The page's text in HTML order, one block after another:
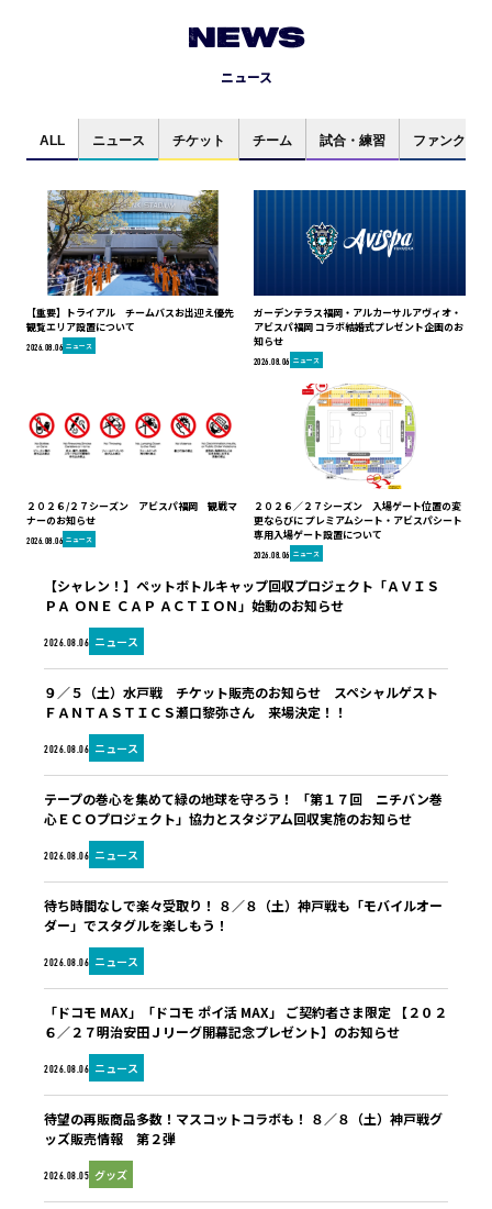
NEWS
ニュース
ALL ニュース チケット チーム 試合・練習 ファンクラブ
【重要】トライアル チームバスお出迎え優先
観覧エリア設置について
2026.08.06 ニュース
ガーデンテラス福岡・アルカーサルアヴィオ・
アビスパ福岡 コラボ結婚式プレゼント企画のお
知らせ
2026.08.06 ニュース
２０２６/２７シーズン アビスパ福岡 観戦マ
ナーのお知らせ
2026.08.06 ニュース
２０２６／２７シーズン 入場ゲート位置の変
更ならびに プレミアムシート・アビスパシート
専用入場ゲート設置について
2026.08.06 ニュース
2026.08.06 ニュース
【シャレン！】ペットボトルキャップ回収プロジェクト「ＡＶＩＳ
ＰＡ ＯＮＥ ＣＡＰ ＡＣＴＩＯＮ」始動のお知らせ
2026.08.06 ニュース
９／５（土）水戸戦 チケット販売のお知らせ スペシャルゲスト
ＦＡＮＴＡＳＴＩＣＳ瀬口黎弥さん 来場決定！！
2026.08.06 ニュース
テープの巻心を集めて緑の地球を守ろう！ 「第１７回 ニチバン巻
心ＥＣＯプロジェクト」協力とスタジアム回収実施のお知らせ
2026.08.06 ニュース
待ち時間なしで楽々受取り！ ８／８（土）神戸戦も「モバイルオー
ダー」でスタグルを楽しもう！
2026.08.06 ニュース
「ドコモ MAX」「ドコモ ポイ活 MAX」 ご契約者さま限定 【２０２
６／２７明治安田Ｊリーグ開幕記念プレゼント】のお知らせ
2026.08.05 グッズ
待望の再販商品多数！マスコットコラボも！ ８／８（土）神戸戦グ
ッズ販売情報 第２弾